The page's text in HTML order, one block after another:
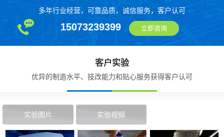
多年行业经营，可靠品质，诚信服务，客户认可
15073239399 立即咨询
客户实验
优异的制造水平、技改能力和贴心服务获得客户认可
实验图片 实验视频